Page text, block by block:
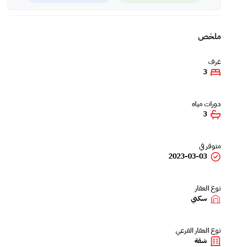
ملخص
غرف
3
دورات مياه
3
متوفر في
2023-03-03
نوع العقار
سكني
نوع العقار الفرعي
شقة